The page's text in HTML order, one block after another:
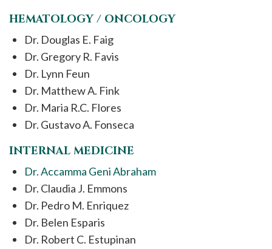
HEMATOLOGY / ONCOLOGY
Dr. Douglas E. Faig
Dr. Gregory R. Favis
Dr. Lynn Feun
Dr. Matthew A. Fink
Dr. Maria R.C. Flores
Dr. Gustavo A. Fonseca
INTERNAL MEDICINE
Dr. Accamma Geni Abraham
Dr. Claudia J. Emmons
Dr. Pedro M. Enriquez
Dr. Belen Esparis
Dr. Robert C. Estupinan